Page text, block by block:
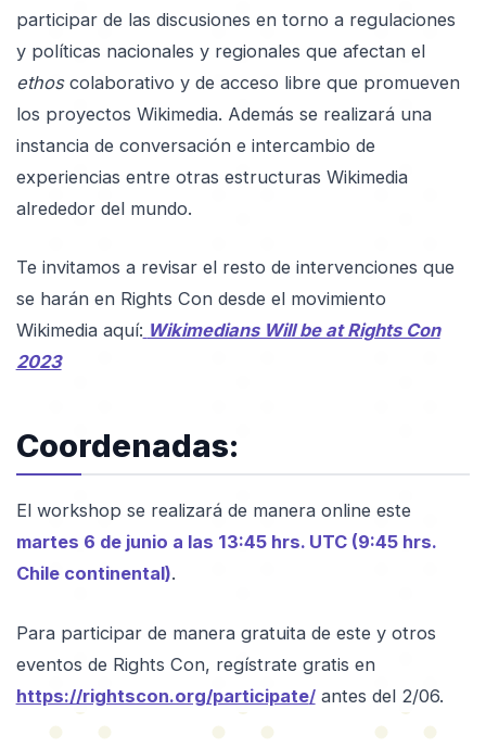
participar de las discusiones en torno a regulaciones
y políticas nacionales y regionales que afectan el
ethos colaborativo y de acceso libre que promueven
los proyectos Wikimedia. Además se realizará una
instancia de conversación e intercambio de
experiencias entre otras estructuras Wikimedia
alrededor del mundo.
Te invitamos a revisar el resto de intervenciones que
se harán en Rights Con desde el movimiento
Wikimedia aquí: Wikimedians Will be at Rights Con
2023
Coordenadas:
El workshop se realizará de manera online este
martes 6 de junio a las 13:45 hrs. UTC (9:45 hrs.
Chile continental).
Para participar de manera gratuita de este y otros
eventos de Rights Con, regístrate gratis en
https://rightscon.org/participate/antes del 2/06.